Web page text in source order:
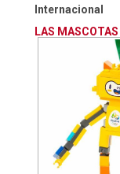
Internacional
LAS